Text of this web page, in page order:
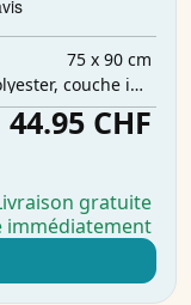
75 x 90 cm
Dessus et dessous : 100% polyester, couche intermédiaire : 100% polyuréthane, couche absorbante : 100% polyester
44.95 CHF
gratuite
immédiatement